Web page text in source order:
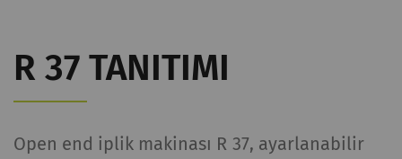
R 37 TANITIMI
Open end iplik makinası R 37, ayarlanabilir